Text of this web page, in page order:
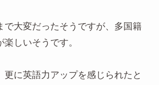
で大変だったそうですが、多国籍
しいそうです。
更に英語力アップを感じられたと